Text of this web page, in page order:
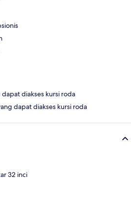
diakses kursi roda
dapat diakses kursi roda
32 inci